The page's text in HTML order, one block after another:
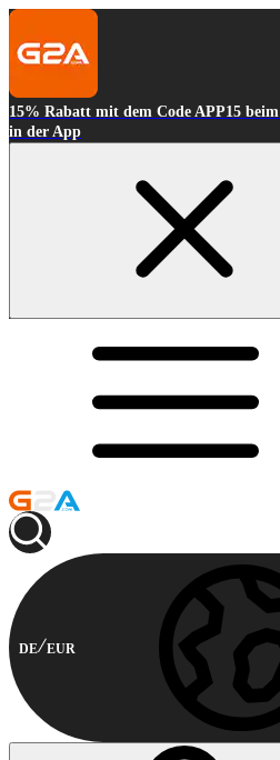
15% Rabatt mit dem Code APP15
in der App
DE EUR